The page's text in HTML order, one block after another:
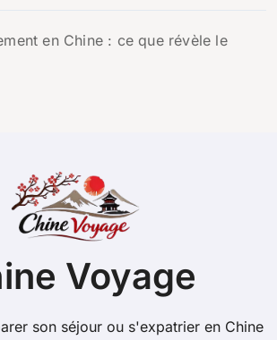
en Chine : ce que révèle le
Voyage
son séjour ou s'expatrier en Chine